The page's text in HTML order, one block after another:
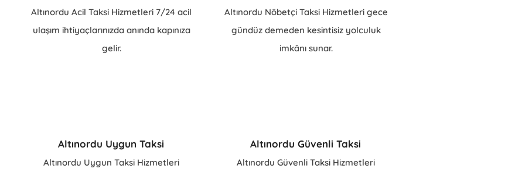
Altınordu Acil Taksi Hizmetleri 7/24 acil
ulaşım ihtiyaçlarınızda anında kapınıza
gelir.
Altınordu Nöbetçi Taksi Hizmetleri gece
gündüz demeden kesintisiz yolculuk
imkânı sunar.
Altınordu Uygun Taksi
Altınordu Uygun Taksi Hizmetleri
Altınordu Güvenli Taksi
Altınordu Güvenli Taksi Hizmetleri